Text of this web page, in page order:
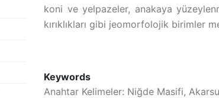
koni ve yelpazeler, anakaya
kırıklıkları gibi jeomorfolojik birimler
Keywords
Anahtar Kelimeler: Niğde Masifi,